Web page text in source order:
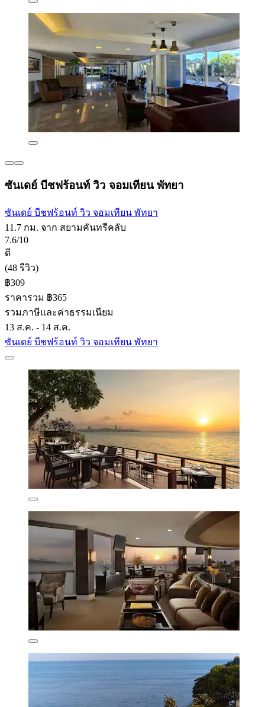
ซันเดย์ บีชฟร้อนท์ วิว จอมเทียน พัทยา
ซันเดย์ บีชฟร้อนท์ วิว จอมเทียน พัทยา
11.7 กม. จาก สยามคันทรีคลับ
7.6/10
ดี
(48 รีวิว)
฿309
ราคารวม ฿365
รวมภาษีและค่าธรรมเนียม
13 ส.ค. - 14 ส.ค.
ซันเดย์ บีชฟร้อนท์ วิว จอมเทียน พัทยา